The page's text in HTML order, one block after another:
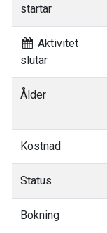
startar
Aktivitet
slutar
Ålder
Kostnad
Status
Bokning